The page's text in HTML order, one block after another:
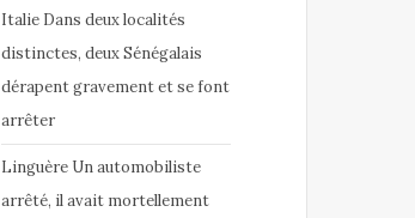
Italie Dans deux localités
distinctes, deux Sénégalais
dérapent gravement et se font
arrêter
Linguère Un automobiliste
arrêté, il avait mortellement